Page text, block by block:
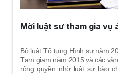
Mời luật sư tham gia vụ
Bộ luật Tố tụng Hình sự năm
Tạm giam năm 2015 và các
rộng quyền nhờ luật sư bào